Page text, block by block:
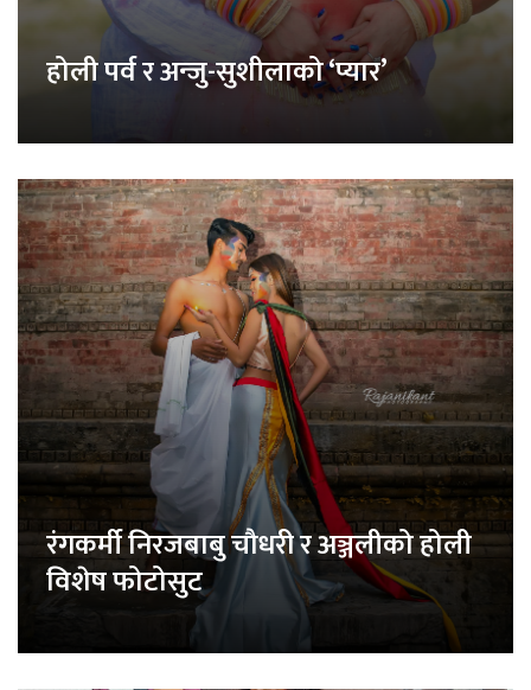
होली पर्व र अन्जु-सुशीलाको ‘प्यार’
रंगकर्मी निरजबाबु चौधरी र अञ्जलीको होली
विशेष फोटोसुट